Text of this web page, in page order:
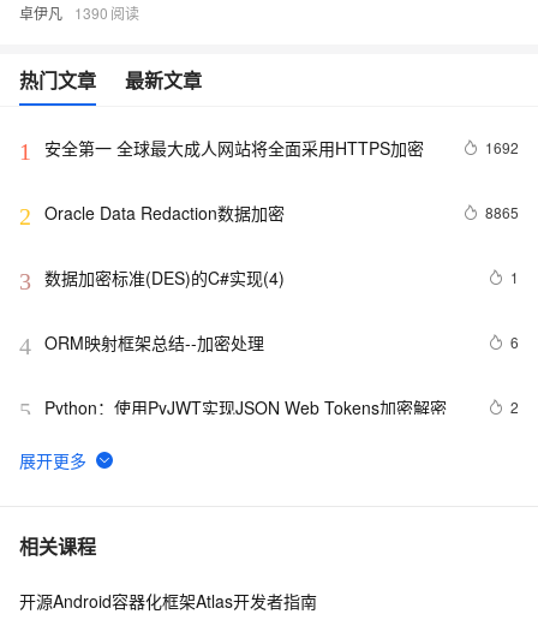
卓伊凡 1390
热门文章 最新文章
1 安全第一 全球最大成人网站将全面采用HTTPS加密 1692
2 Oracle Data Redaction数据加密 8865
3 数据加密标准(DES)的C#实现(4) 1
4 ORM映射框架总结--加密处理 6
5 Python：使用PyJWT实现JSON Web Tokens加密解密 2
6 清空所有控件的文字信息 和MD5加密
7 Spring Boot中的数据加密与解密
8 ShardingSphere 实现数据加密（脱敏）第一篇
相关课程
开源Android容器化框架Atlas开发者指南